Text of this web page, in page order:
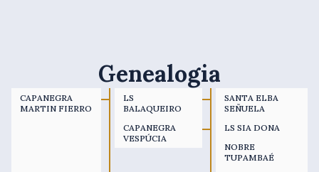
Genealogia
CAPANEGRA
MARTIN FIERRO
LS
BALAQUEIRO
CAPANEGRA
VESPÚCIA
SANTA ELBA
SEÑUELA
LS SIA DONA
NOBRE
TUPAMBAÉ